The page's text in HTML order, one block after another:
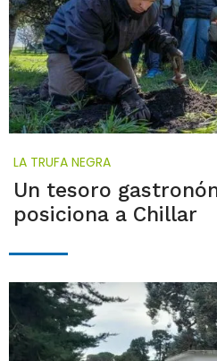
LA TRUFA NEGRA
Un tesoro
posiciona a Chillar